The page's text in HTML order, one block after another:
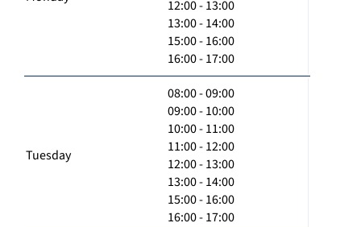
12:00 - 13:00
13:00 - 14:00
15:00 - 16:00
16:00 - 17:00
Tuesday
08:00 - 09:00
09:00 - 10:00
10:00 - 11:00
11:00 - 12:00
12:00 - 13:00
13:00 - 14:00
15:00 - 16:00
16:00 - 17:00